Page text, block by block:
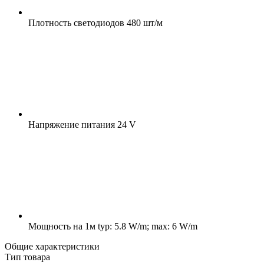
Плотность светодиодов 480 шт/м
Напряжение питания 24 V
Мощность на 1м typ: 5.8 W/m; max: 6 W/m
Общие характеристики
Тип товара